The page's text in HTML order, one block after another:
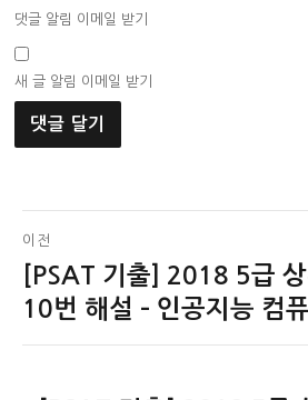
댓글 알림 이메일 받기
새 글 알림 이메일 받기
글
탐
색
이전
이
전
[PSAT 기출] 2018 5급
10번 해설 – 인공지능 컴